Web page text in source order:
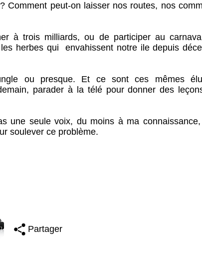
Comment peut-on laisser nos routes, nos
à trois milliards, ou de participer au
herbes qui envahissent notre ile depuis
ou presque. Et ce sont ces mêmes
parader à la télé pour donner des
une seule voix, du moins à ma connaissance,
soulever ce problème.
Partager